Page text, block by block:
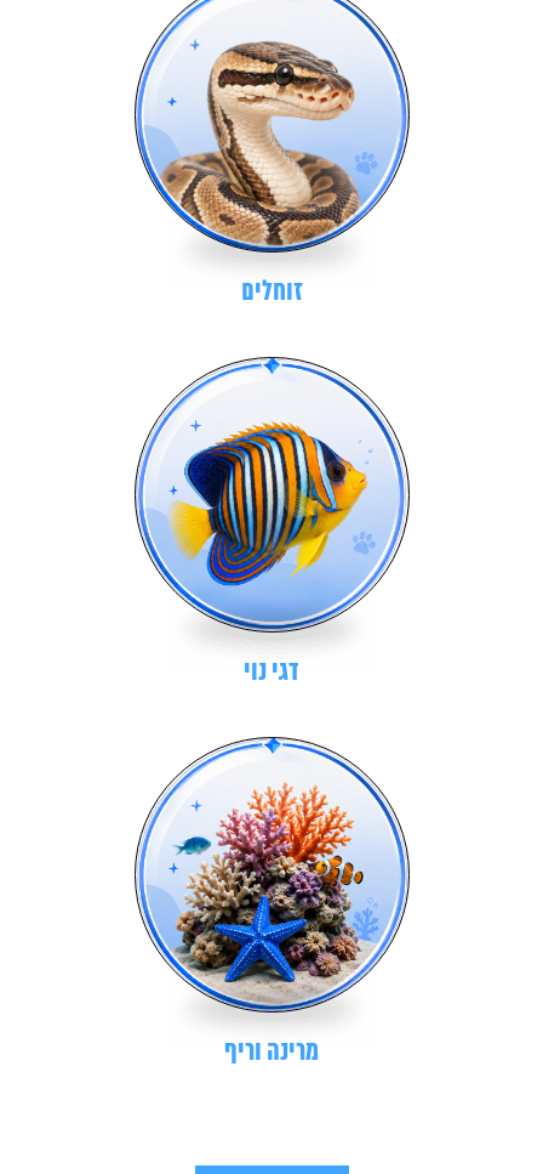
זוחלים
דגי נוי
מרינה וריף